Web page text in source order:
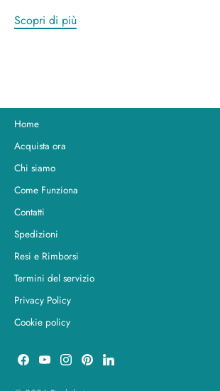
Scopri di più
Home
Acquista ora
Chi siamo
Come Funziona
Contatti
Spedizioni
Resi e Rimborsi
Termini del servizio
Privacy Policy
Cookie policy